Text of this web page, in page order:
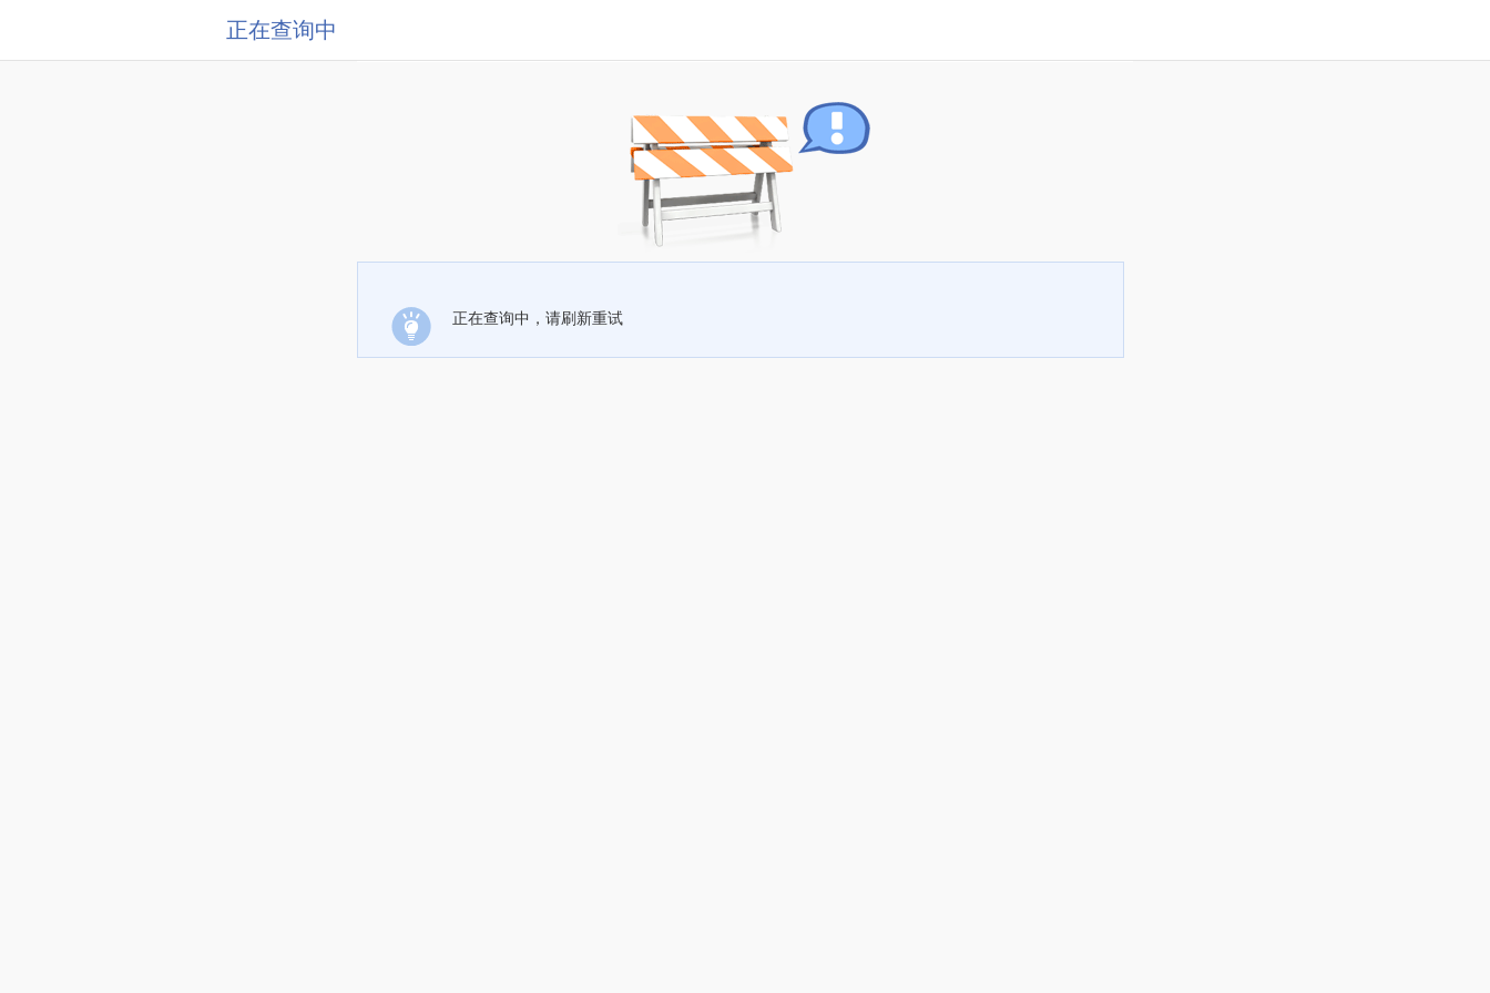
正在查询中
正在查询中，请刷新重试